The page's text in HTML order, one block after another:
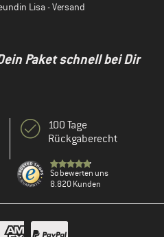
Lisa - Versand
Paket schnell bei Dir
100 Tage
Rückgaberecht
So bewerten uns
8.820 Kunden